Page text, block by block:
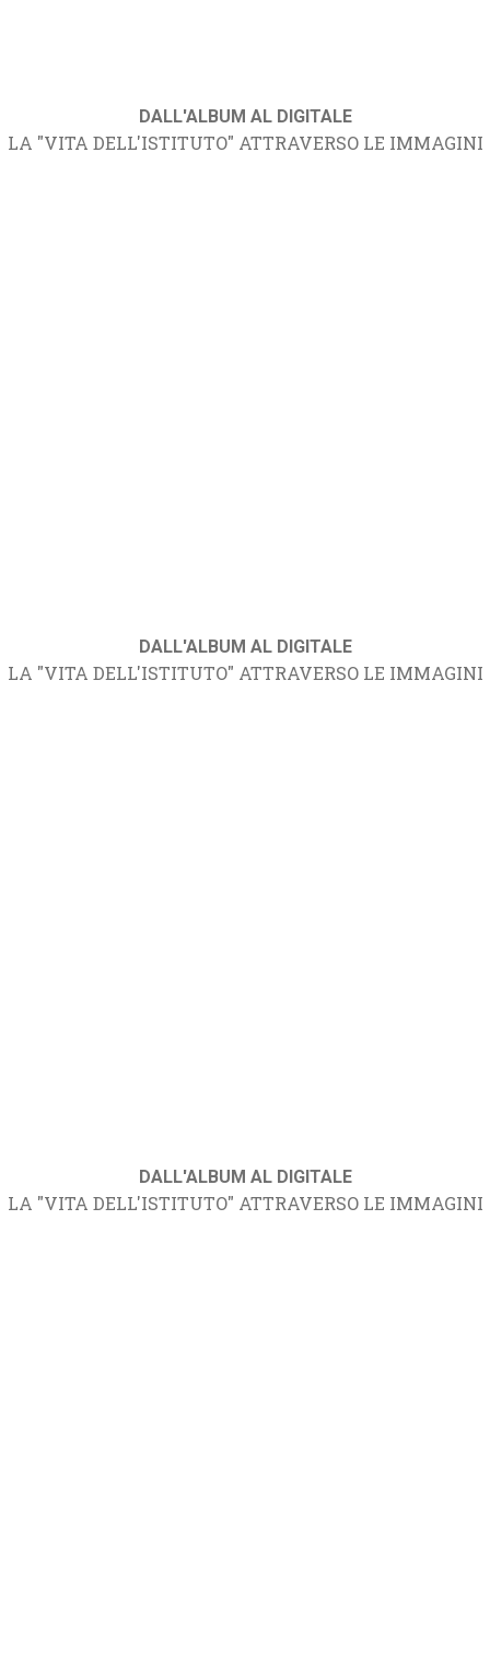
DALL'ALBUM AL DIGITALE
LA "VITA DELL'ISTITUTO" ATTRAVERSO LE IMMAGINI
DALL'ALBUM AL DIGITALE
LA "VITA DELL'ISTITUTO" ATTRAVERSO LE IMMAGINI
DALL'ALBUM AL DIGITALE
LA "VITA DELL'ISTITUTO" ATTRAVERSO LE IMMAGINI